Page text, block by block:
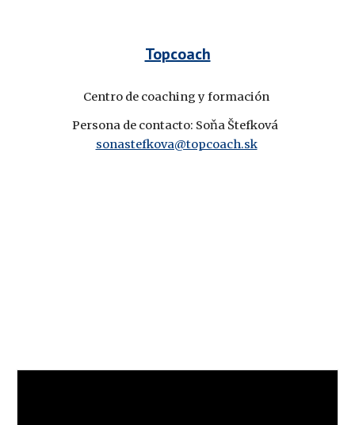
Topcoach
Centro de coaching y formación
Persona de contacto:
sonastefkova@topcoach.sk